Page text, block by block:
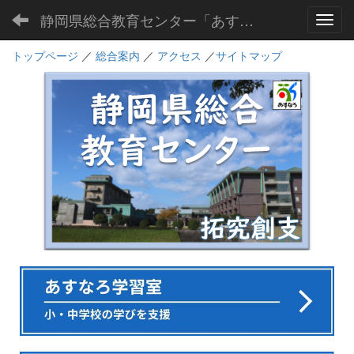
静岡県総合教育センター「あすなろ」
トップページ ／ 総合案内 ／ アクセス ／サイトマップ